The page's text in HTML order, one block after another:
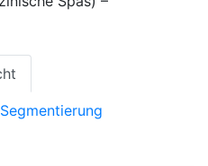
Segmentierung